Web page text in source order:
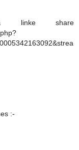
linke share
:-